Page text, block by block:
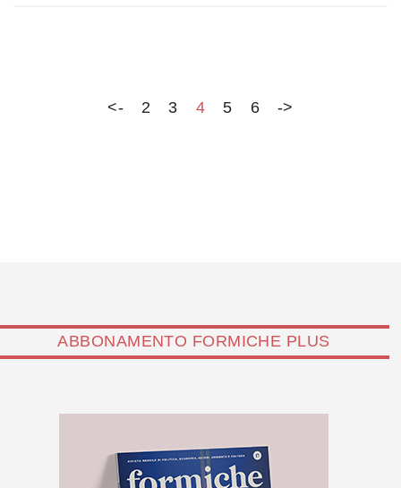
<- 2 3 4 5 6 ->
ABBONAMENTO FORMICHE PLUS